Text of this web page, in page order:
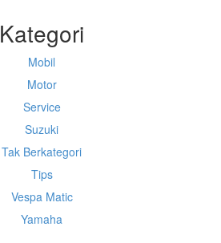
Kategori
Mobil
Motor
Service
Suzuki
Tak Berkategori
Tips
Vespa Matic
Yamaha